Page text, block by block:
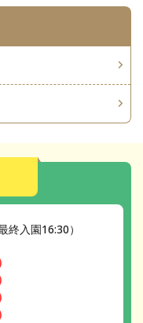
終入園16:30）